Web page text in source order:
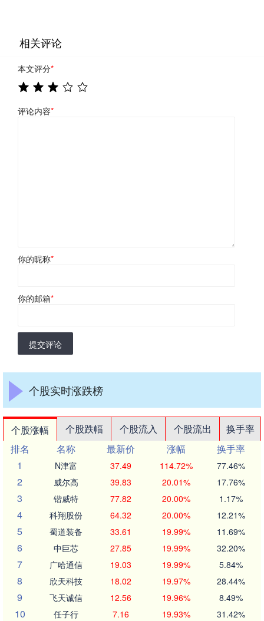
相关评论
本文评分*
评论内容*
你的昵称*
你的邮箱*
提交评论
个股实时涨跌榜
个股涨幅 个股跌幅 个股流入 个股流出
换手率
排名
名称 最新价 涨幅
换手率
1
N津富 37.49 114.72% 77.46%
2 威尔高 39.83 20.01% 17.76%
3 锴威特 77.82 20.00% 1.17%
4 科翔股份 64.32 20.00% 12.21%
5 蜀道装备 33.61 19.99% 11.69%
6 中巨芯 27.85 19.99% 32.20%
7 广哈通信 19.03 19.99% 5.84%
8 欣天科技 18.02 19.97% 28.44%
9 飞天诚信 12.56 19.96% 8.49%
10 任子行 7.16 19.93% 31.42%